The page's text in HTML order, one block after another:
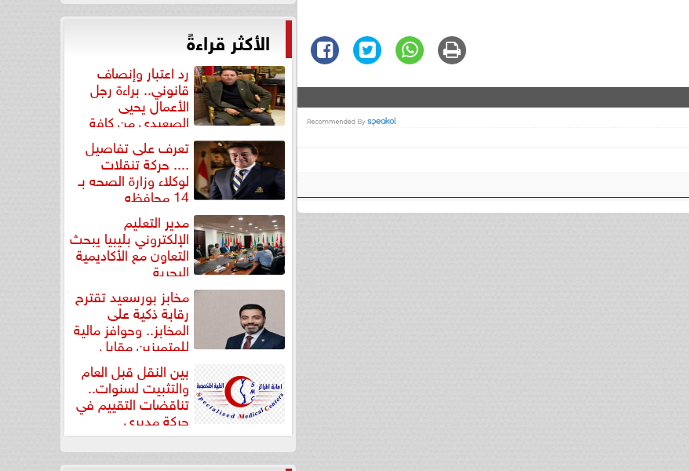
الأكثر قراءةً
رد اعتبار وإنصاف
قانوني.. براءة رجل
الأعمال يحيى
الصعيدي من كافة
التهم... تعرف على تفاصيل
.... حركة تنقلات
لوكلاء وزارة الصحه بـ
14 محافظه
مدير التعليم
الإلكتروني بليبيا يبحث
التعاون مع الأكاديمية
البحرية
مخابز بورسعيد تقترح
رقابة ذكية على
المخابز.. وحوافز مالية
للمتميزين مقابل
بين النقل قبل العام
والتثبيت لسنوات..
تناقضات التقييم في
حركة مديري
”مستشفيات...